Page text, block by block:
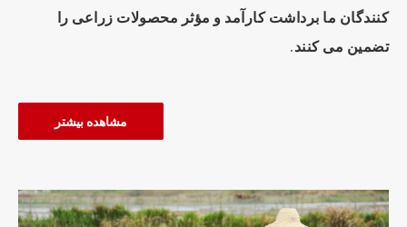
کنندگان ما برداشت کارآمد و مؤثر محصولات زراعی را
تضمین می کنند.
مشاهده بیشتر